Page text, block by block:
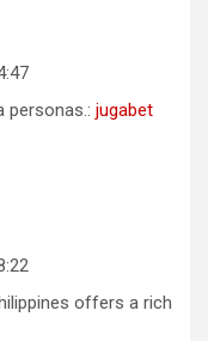
personas.: jugabet
offers a rich